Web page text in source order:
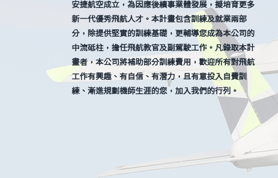
安捷航空成立，為因應後續事業體發展，擬培育更多
新一代優秀飛航人才。本計畫包含訓練及就業兩部
分，除提供堅實的訓練基礎，更輔導您成為本公司的
中流砥柱，擔任飛航教官及副駕駛工作。凡錄取本計
畫者，本公司將補助部分訓練費用，歡迎所有對飛航
工作有興趣、有自信、有潛力，且有意投入自費訓
練、漸進規劃機師生涯的您，加入我們的行列。